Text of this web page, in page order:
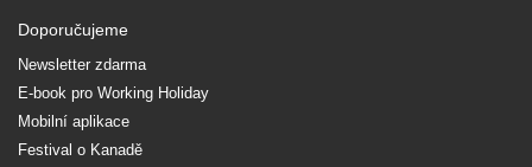
Doporučujeme
Newsletter zdarma
E-book pro Working Holiday
Mobilní aplikace
Festival o Kanadě